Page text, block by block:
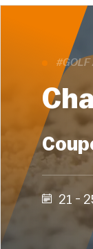
#GOLF
21 -